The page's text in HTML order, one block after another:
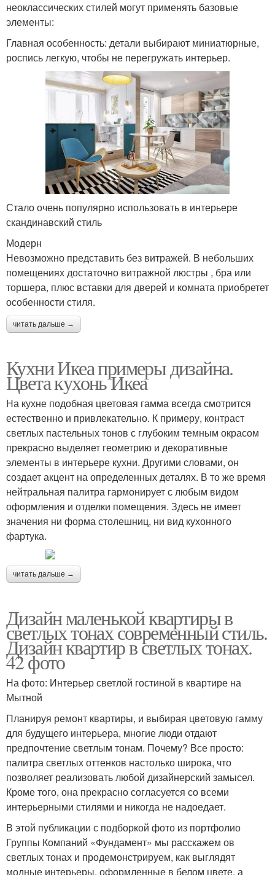
неоклассических стилей могут применять базовые
элементы:
Главная особенность: детали выбирают миниатюрные,
роспись легкую, чтобы не перегружать интерьер.
Стало очень популярно использовать в интерьере
скандинавский стиль
Модерн
Невозможно представить без витражей. В небольших
помещениях достаточно витражной люстры , бра или
торшера, плюс вставки для дверей и комната приобретет
особенности стиля.
читать дальше →
Кухни Икеа примеры дизайна.
Цвета кухонь Икеа
На кухне подобная цветовая гамма всегда смотрится
естественно и привлекательно. К примеру, контраст
светлых пастельных тонов с глубоким темным окрасом
прекрасно выделяет геометрию и декоративные
элементы в интерьере кухни. Другими словами, он
создает акцент на определенных деталях. В то же время
нейтральная палитра гармонирует с любым видом
оформления и отделки помещения. Здесь не имеет
значения ни форма столешниц, ни вид кухонного
фартука.
читать дальше →
Дизайн маленькой квартиры в
светлых тонах современный стиль.
Дизайн квартир в светлых тонах.
42 фото
На фото: Интерьер светлой гостиной в квартире на
Мытной
Планируя ремонт квартиры, и выбирая цветовую гамму
для будущего интерьера, многие люди отдают
предпочтение светлым тонам. Почему? Все просто:
палитра светлых оттенков настолько широка, что
позволяет реализовать любой дизайнерский замысел.
Кроме того, она прекрасно согласуется со всеми
интерьерными стилями и никогда не надоедает.
В этой публикации с подборкой фото из портфолио
Группы Компаний «Фундамент» мы расскажем ов
светлых тонах и продемонстрируем, как выглядят
модные интерьеры, оформленные в белом цвете, а